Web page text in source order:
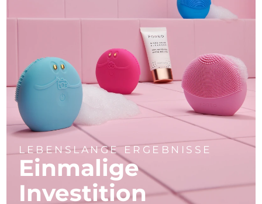
LEBENSLANGE ERGEBNISSE
Einmalige
Investition